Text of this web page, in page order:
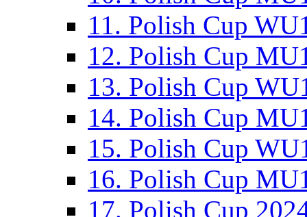
11. Polish Cup
12. Polish Cup
13. Polish Cup
14. Polish Cup
15. Polish Cup
16. Polish Cup
17. Polish Cup